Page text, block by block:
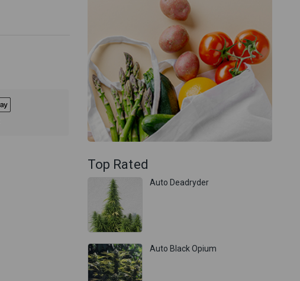
Top Rated
Auto Deadryder
Auto Black Opium